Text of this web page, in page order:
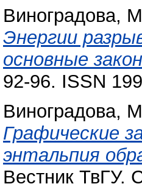
Виноградова,
Энергии
основные
92-96. ISSN
Виноградова,
Графические
энтальпия
Вестник ТвГУ.